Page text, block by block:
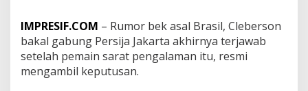
a
r
t
A
IMPRESIF.COM – Rumor bek asal Brasil, Cleberson
bakal gabung Persija Jakarta akhirnya terjawab
setelah pemain sarat pengalaman itu, resmi
mengambil keputusan.